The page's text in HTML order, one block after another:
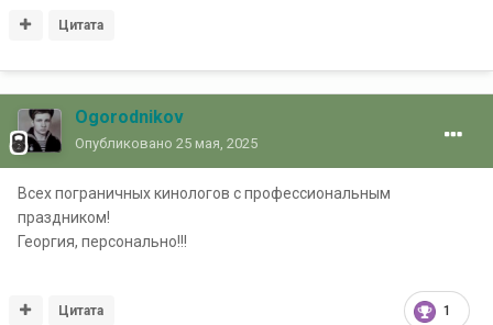
Цитата
Ogorodnikov
Опубликовано 25 мая, 2025
Всех пограничных кинологов с профессиональным
праздником!
Георгия, персонально!!!
1
Цитата